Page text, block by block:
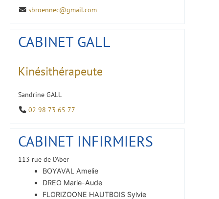
sbroennec@gmail.com
CABINET GALL
Kinésithérapeute
Sandrine GALL
02 98 73 65 77
CABINET INFIRMIERS
113 rue de l’Aber
BOYAVAL Amelie
DREO Marie-Aude
FLORIZOONE HAUTBOIS Sylvie